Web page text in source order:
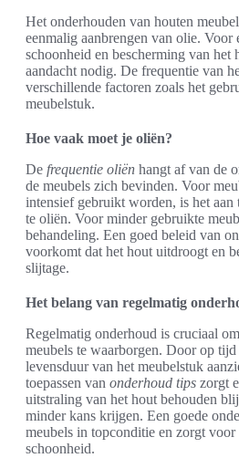
Het onderhouden van houten
eenmalig aanbrengen van olie. Voor
schoonheid en bescherming van het
aandacht nodig. De frequentie van
verschillende factoren zoals het
meubelstuk.
Hoe vaak moet je oliën?
De frequentie oliën hangt af van de
de meubels zich bevinden. Voor
intensief gebruikt worden, is het aan
te oliën. Voor minder gebruikte
behandeling. Een goed beleid van
voorkomt dat het hout uitdroogt en
slijtage.
Het belang van regelmatig
Regelmatig onderhoud is cruciaal
meubels te waarborgen. Door op
levensduur van het meubelstuk
toepassen van onderhoud tips zorgt
uitstraling van het hout behouden
minder kans krijgen. Een goede
meubels in topconditie en zorgt
schoonheid.